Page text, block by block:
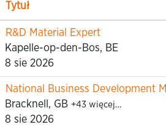
Tytuł
R&D Material Expert
Kapelle-op-den-Bos, BE
8 sie 2026
National Business Development
Bracknell, GB +43 więcej…
8 sie 2026